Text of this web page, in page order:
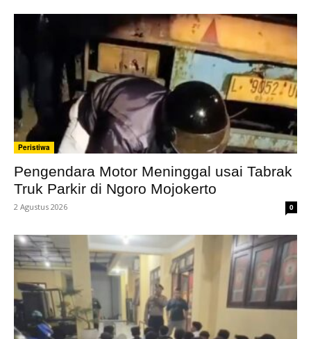
Peristiwa
Pengendara Motor Meninggal usai Tabrak
Truk Parkir di Ngoro Mojokerto
2 Agustus 2026 0